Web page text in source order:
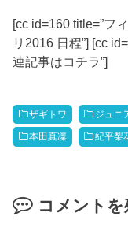
[cc id=160 title=”フ
リ2016 日程”] [cc
連記事はコチラ”]
ザギトワ ジュニ
本田真凜 紀平梨
コメントを